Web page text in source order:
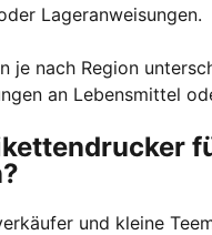
Lageranweisungen.
je nach Region
an Lebensmittel
und kleine